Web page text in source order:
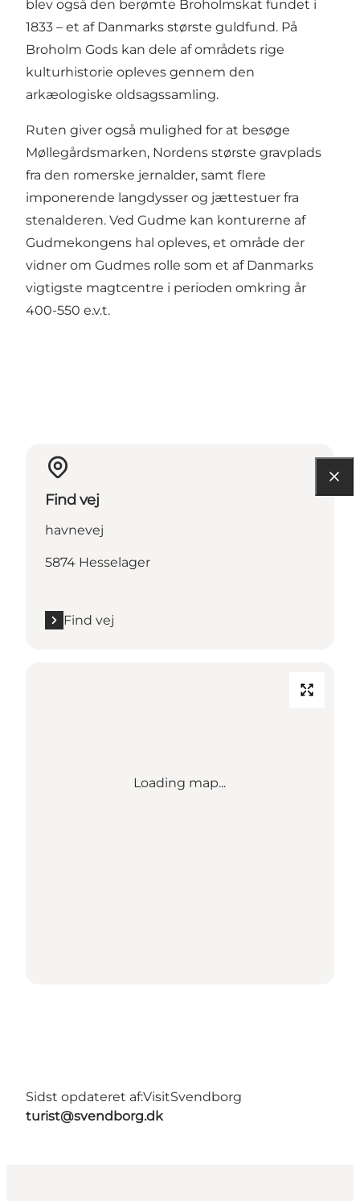
blev også den berømte Broholmskat fundet i
1833 – et af Danmarks største guldfund. På
Broholm Gods kan dele af områdets rige
kulturhistorie opleves gennem den
arkæologiske oldsagssamling.
Ruten giver også mulighed for at besøge
Møllegårdsmarken, Nordens største gravplads
fra den romerske jernalder, samt flere
imponerende langdysser og jættestuer fra
stenalderen. Ved Gudme kan konturerne af
Gudmekongens hal opleves, et område der
vidner om Gudmes rolle som et af Danmarks
vigtigste magtcentre i perioden omkring år
400-550 e.v.t.
Find vej
havnevej
5874 Hesselager
Find vej
Loading map...
Sidst opdateret af:VisitSvendborg
turist@svendborg.dk